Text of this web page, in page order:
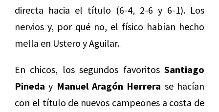
directa hacia el título (6-4, 2-6 y 6-1). Los
nervios y, por qué no, el físico habían hecho
mella en Ustero y Aguilar.
En chicos, los segundos favoritos Santiago
Pineda y Manuel Aragón Herrera se hacían
con el título de nuevos campeones a costa de